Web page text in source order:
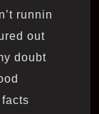
runnin’
out
doubt